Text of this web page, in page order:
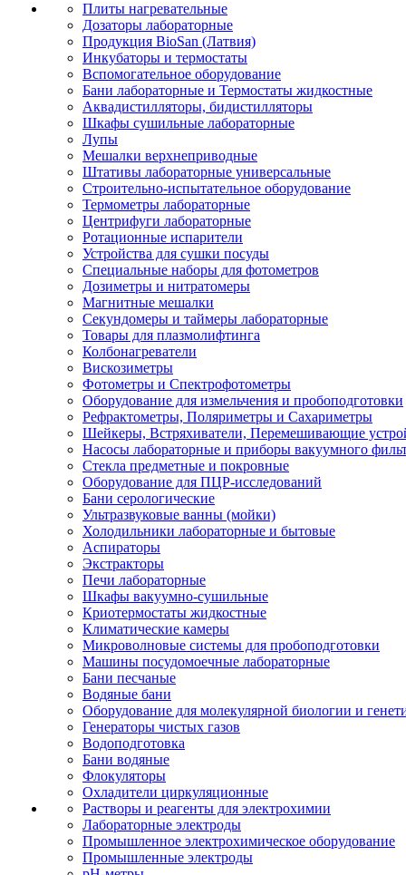
Плиты нагревательные
Дозаторы лабораторные
Продукция BioSan (Латвия)
Инкубаторы и термостаты
Вспомогательное оборудование
Бани лабораторные и Термостаты жидкостные
Аквадистилляторы, бидистилляторы
Шкафы сушильные лабораторные
Лупы
Мешалки верхнеприводные
Штативы лабораторные универсальные
Строительно-испытательное оборудование
Термометры лабораторные
Центрифуги лабораторные
Ротационные испарители
Устройства для сушки посуды
Специальные наборы для фотометров
Дозиметры и нитратомеры
Магнитные мешалки
Секундомеры и таймеры лабораторные
Товары для плазмолифтинга
Колбонагреватели
Вискозиметры
Фотометры и Спектрофотометры
Оборудование для измельчения и пробоподготовки
Рефрактометры, Поляриметры и Сахариметры
Шейкеры, Встряхиватели, Перемешивающие
Насосы лабораторные и приборы вакуумного
Стекла предметные и покровные
Оборудование для ПЦР-исследований
Бани серологические
Ультразвуковые ванны (мойки)
Холодильники лабораторные и бытовые
Аспираторы
Экстракторы
Печи лабораторные
Шкафы вакуумно-сушильные
Криотермостаты жидкостные
Климатические камеры
Микроволновые системы для пробоподготовки
Машины посудомоечные лабораторные
Бани песчаные
Водяные бани
Оборудование для молекулярной биологии и
Генераторы чистых газов
Водоподготовка
Бани водяные
Флокуляторы
Охладители циркуляционные
Растворы и реагенты для электрохимии
Лабораторные электроды
Промышленное электрохимическое оборудование
Промышленные электроды